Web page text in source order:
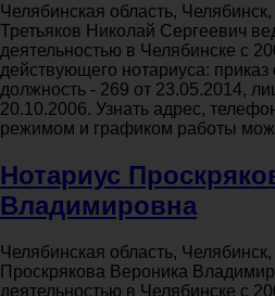
Челябинская область,
Третьяков Николай Сергеевич
деятельностью в Челябинске с
действующего нотариуса: приказ
должность - 269 от 23.05.2014,
20.10.2006. Узнать адрес,
режимом и графиком работы
Нотариус
Владимировна
Челябинская область,
Проскрякова Вероника
деятельностью в Челябинске с